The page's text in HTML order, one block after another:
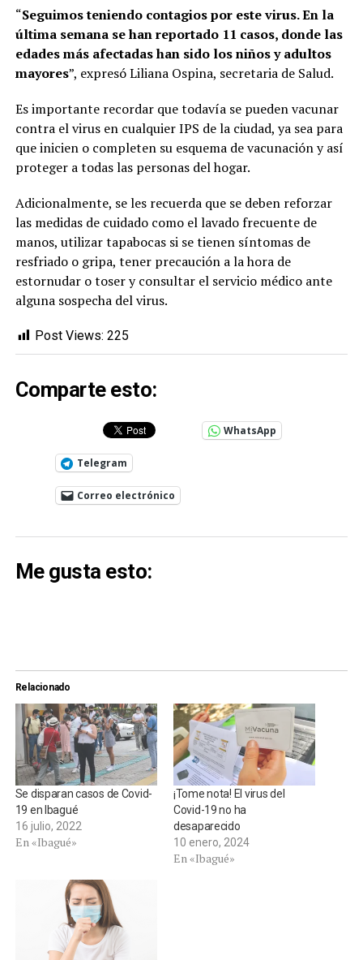
“Seguimos teniendo contagios por este virus. En la
última semana se han reportado 11 casos, donde las
edades más afectadas han sido los niños y adultos
mayores”, expresó Liliana Ospina, secretaria de Salud.
Es importante recordar que todavía se pueden vacunar
contra el virus en cualquier IPS de la ciudad, ya sea para
que inicien o completen su esquema de vacunación y así
proteger a todas las personas del hogar.
Adicionalmente, se les recuerda que se deben reforzar
las medidas de cuidado como el lavado frecuente de
manos, utilizar tapabocas si se tienen síntomas de
resfriado o gripa, tener precaución a la hora de
estornudar o toser y consultar el servicio médico ante
alguna sospecha del virus.
Post Views: 225
Comparte esto:
WhatsApp
Telegram
Correo electrónico
Me gusta esto:
Relacionado
Se disparan casos de Covid-
19 en Ibagué
16 julio, 2022
En «Ibagué»
¡Tome nota! El virus del
Covid-19 no ha
desaparecido
10 enero, 2024
En «Ibagué»